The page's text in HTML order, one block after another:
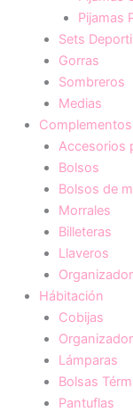
Pijamas
Sets
Gorras
Sombreros
Medias
Complementos
Accesorios
Bolsos
Bolsos de
Morrales
Billeteras
Llaveros
Hábitación
Cobijas
Lámparas
Bolsas
Pantuflas